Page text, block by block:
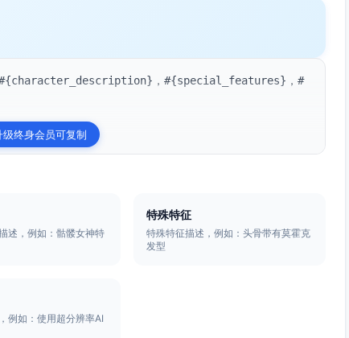
#{character_description}，#{special_features}，#
级终身会员可复制
述，例如：骷髅女神特
特殊特征
特殊特征描述，例如：头骨带有莫霍克
发型
例如：使用超分辨率AI